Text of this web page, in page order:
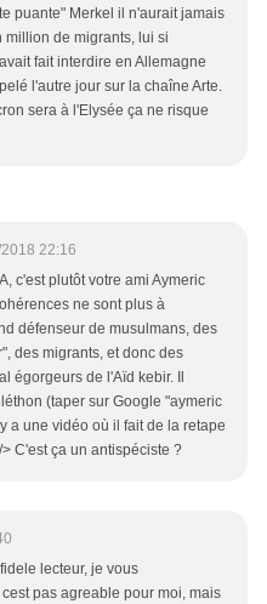
puante" Merkel il n'aurait jamais
million de migrants, lui si
fait interdire en Allemagne
l'autre jour sur la chaîne Arte.
sera à l'Elysée ça ne risque
22:16
c'est plutôt votre ami Aymeric
ne sont plus à
défenseur de musulmans, des
des migrants, et donc des
égorgeurs de l'Aïd kebir. Il
(taper sur Google "aymeric
a une vidéo où il fait de la retape
C'est ça un antispéciste ?
lecteur, je vous
pas agreable pour moi, mais